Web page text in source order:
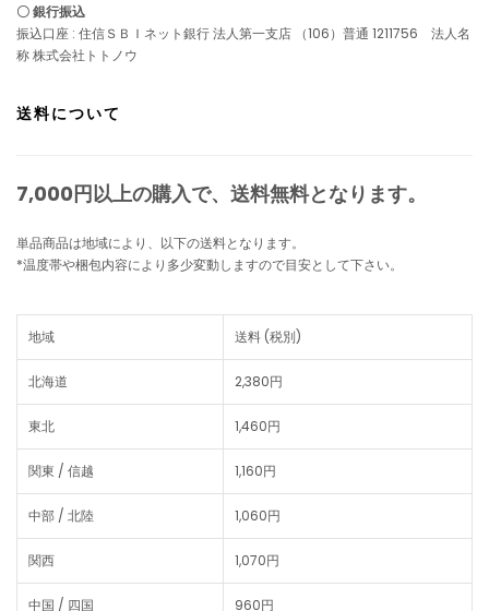
〇 銀行振込
振込口座 : 住信ＳＢＩネット銀行 法人第一支店 （106）普通 1211756 法人名
称 株式会社トトノウ
送料について
7,000円以上の購入で、 送料無料となります。
単品商品は地域により、以下の送料となります。
*温度帯や梱包内容により多少変動しますので目安として下さい。
地域 送料 (税別)
北海道 2,380円
東北 1,460円
関東 / 信越 1,160円
中部 / 北陸 1,060円
関西 1,070円
中国 / 四国 960円